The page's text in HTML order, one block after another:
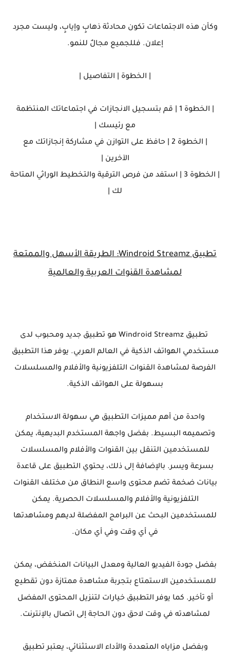
وكأن هذه الاجتماعات تكون محادثة ذهابٍ وإيابٍ، وليست مجرد
إعلان. فللجميع مجالٌ للنمو.
| الخطوة | التفاصيل |
| الخطوة 1 | قم بتسجيل الانجازات في اجتماعاتك المنتظمة
مع رئيسك |
| الخطوة 2 | حافظ على التوازن في مشاركة إنجازاتك مع
الآخرين |
| الخطوة 3 | استفد من فرص الترقية والتخطيط الوراثي المتاحة
لك |
تطبيق Windroid Streamz: الطريقة الأسهل والممتعة
لمشاهدة القنوات العربية والعالمية
تطبيق Windroid Streamz هو تطبيق جديد ومحبوب لدى
مستخدمي الهواتف الذكية في العالم العربي. يوفر هذا التطبيق
الفرصة لمشاهدة القنوات التلفزيونية والأفلام والمسلسلات
بسهولة على الهواتف الذكية.
واحدة من أهم مميزات التطبيق هي سهولة الاستخدام
وتصميمه البسيط. بفضل واجهة المستخدم البديهية، يمكن
للمستخدمين التنقل بين القنوات والأفلام والمسلسلات
بسرعة ويسر. بالإضافة إلى ذلك، يحتوي التطبيق على قاعدة
بيانات ضخمة تضم محتوى واسع النطاق من مختلف القنوات
التلفزيونية والأفلام والمسلسلات الحصرية. يمكن
للمستخدمين البحث عن البرامج المفضلة لديهم ومشاهدتها
في أي وقت وفي أي مكان.
بفضل جودة الفيديو العالية ومعدل البيانات المنخفض، يمكن
للمستخدمين الاستمتاع بتجربة مشاهدة ممتازة دون تقطيع
أو تأخير. كما يوفر التطبيق خيارات لتنزيل المحتوى المفضل
لمشاهدته في وقت لاحق دون الحاجة إلى اتصال بالإنترنت.
وبفضل مزاياه المتعددة والأداء الاستثنائي، يعتبر تطبيق